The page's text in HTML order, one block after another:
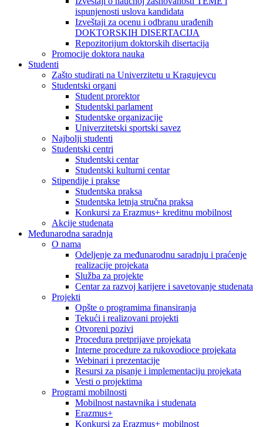
ispunjenosti uslova kandidata
Izveštaji za ocenu i odbranu urađenih
DOKTORSKIH DISERTACIJA
Repozitorijum doktorskih disertacija
Promocije doktora nauka
Studenti
Zašto studirati na Univerzitetu u Kragujevcu
Studentski organi
Student prorektor
Studentski parlament
Studentske organizacije
Univerzitetski sportski savez
Najbolji studenti
Studentski centri
Studentski centar
Studentski kulturni centar
Stipendije i prakse
Studentska praksa
Studentska letnja stručna praksa
Konkursi za Erazmus+ kreditnu mobilnost
Akcije studenata
Međunarodna saradnja
O nama
Odeljenje za međunarodnu saradnju i praćenje
realizacije projekata
Služba za projekte
Centar za razvoj karijere i savetovanje studenata
Projekti
Opšte o programima finansiranja
Tekući i realizovani projekti
Otvoreni pozivi
Procedura pretprijave projekata
Interne procedure za rukovodioce projekata
Webinari i prezentacije
Resursi za pisanje i implementaciju projekata
Vesti o projektima
Programi mobilnosti
Mobilnost nastavnika i studenata
Erazmus+
Konkursi za Erazmus+ mobilnost